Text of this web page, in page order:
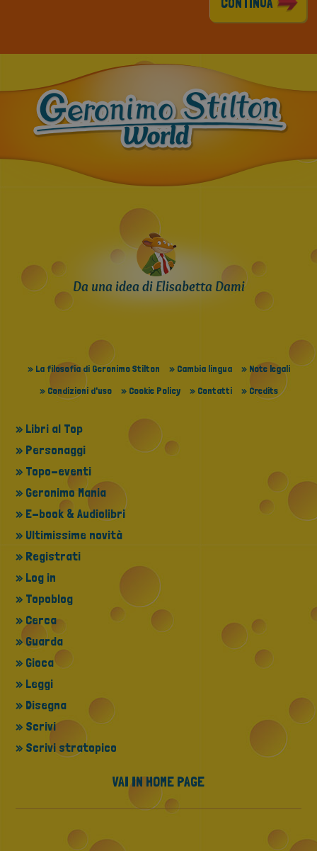
Da una idea di Elisabetta Dami
» La filosofia di Geronimo Stilton » Cambia lingua
» Note legali
» Condizioni d'uso
» Cookie Policy » Contatti » Credits
» Libri al Top
» Personaggi
» Topo-eventi
» Geronimo Mania
» E-book & Audiolibri
» Ultimissime novità
» Registrati
» Log in
» Topoblog
» Cerca
» Guarda
» Gioca
» Leggi
» Disegna
» Scrivi
» Scrivi stratopico
VAI IN HOME PAGE